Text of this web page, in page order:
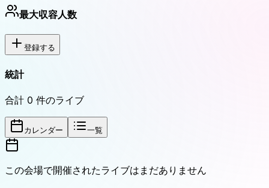
最大収容人数
登録する
統計
合計 0 件のライブ
カレンダー 一覧
この会場で開催されたライブはまだありません